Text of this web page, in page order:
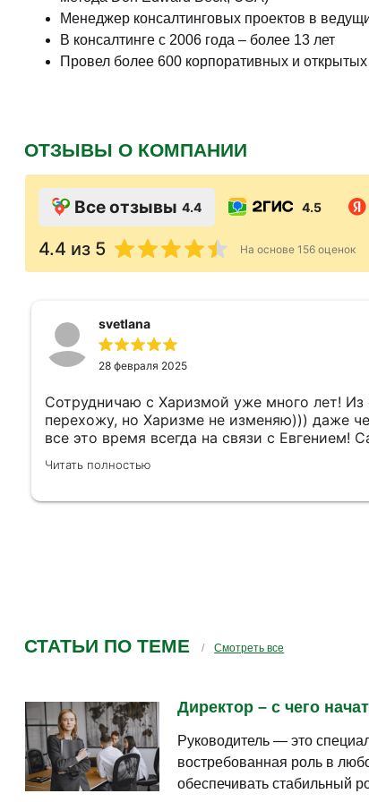
Менеджер консалтинговых проектов в
В консалтинге с 2006 года – более 13 лет
Провел более 600 корпоративных и
ОТЗЫВЫ О КОМПАНИИ
Все отзывы 4.4 4.5
4.4 из 5 На основе 156 оценок
svetlana
28 февраля 2025
Сотрудничаю с Харизмой уже много лет!
перехожу, но Харизме не изменяю))) даже
все это время всегда на связи с Евгением!
это с годами уже друг!))) он всегда помнит
приезжать и общаться с ним, он вежлив и
Читать полностью
СТАТЬИ ПО ТЕМЕ Смотреть все
Директор – с чего
Руководитель — это
востребованная роль в
обеспечивать стабильный